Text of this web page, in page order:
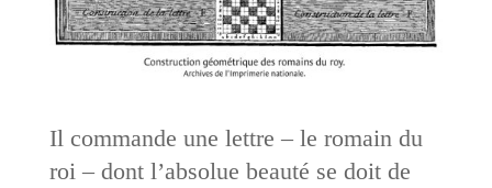
Il commande une lettre – le romain du
roi – dont l’absolue beauté se doit de